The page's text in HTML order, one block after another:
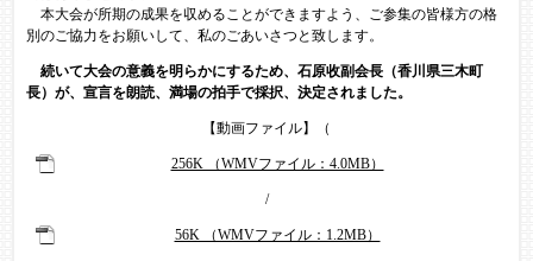
本大会が所期の成果を収めることができますよう、ご参集の皆様方の格
別のご協力をお願いして、私のごあいさつと致します。
続いて大会の意義を明らかにするため、石原收副会長（香川県三木町
長）が、宣言を朗読、満場の拍手で採択、決定されました。
【動画ファイル】（
256K （WMVファイル：4.0MB）
/
56K （WMVファイル：1.2MB）